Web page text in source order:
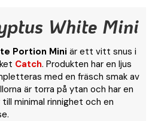
White Mini
Portion Mini är ett vitt snus i
Catch. Produkten har en ljus
med en fräsch smak av
är torra på ytan och har en
minimal rinnighet och en